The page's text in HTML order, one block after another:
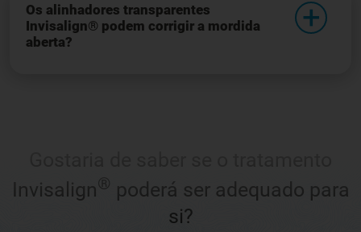
Os alinhadores transparentes
Invisalign® podem corrigir a mordida
aberta?
Invisalign® poderá ser adequado para
si?